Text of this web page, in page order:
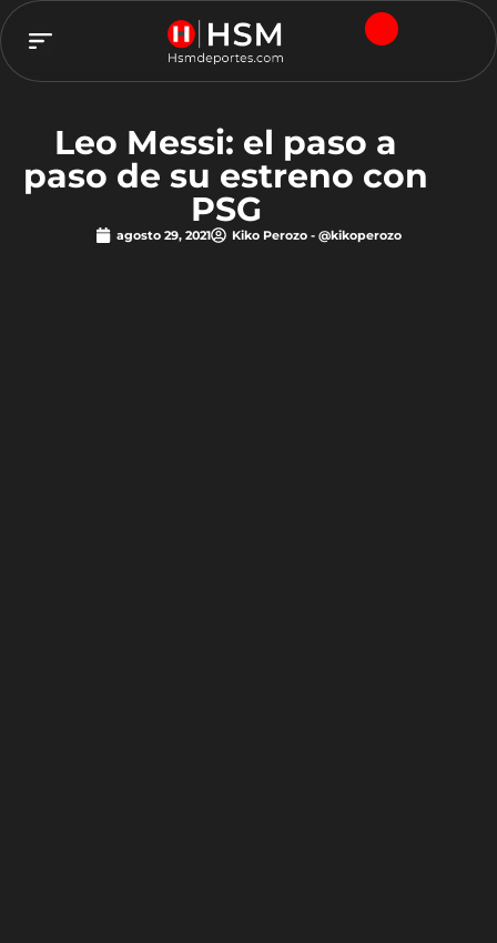
Leo Messi: el paso a
paso de su estreno con
PSG
agosto 29, 2021 Kiko Perozo - @kikoperozo